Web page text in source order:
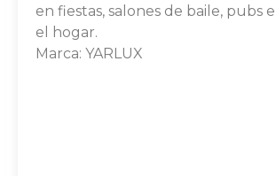
en fiestas, salones de baile, pubs
el hogar.
Marca: YARLUX